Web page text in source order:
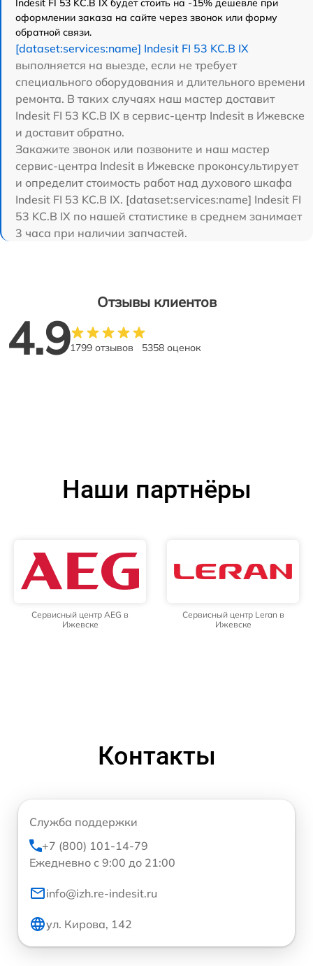
Indesit FI 53 KC.B IX будет стоить на -15% дешевле при
оформлении заказа на сайте через звонок или форму
обратной связи.
[dataset:services:name] Indesit FI 53 KC.B IX
выполняется на выезде, если не требует
специального оборудования и длительного времени
ремонта. В таких случаях наш мастер доставит
Indesit FI 53 KC.B IX в сервис-центр Indesit в Ижевске
и доставит обратно.
Закажите звонок или позвоните и наш мастер
сервис-центра Indesit в Ижевске проконсультирует
и определит стоимость работ над духового шкафа
Indesit FI 53 KC.B IX. [dataset:services:name] Indesit FI
53 KC.B IX по нашей статистике в среднем занимает
3 часа при наличии запчастей.
Отзывы клиентов
4.91799 отзывов 5358 оценок
Наши партнёры
Сервисный центр AEG в
Ижевске
Сервисный центр Leran в
Ижевске
Контакты
Служба поддержки
+7 (800) 101-14-79
Ежедневно с 9:00 до 21:00
info@izh.re-indesit.ru
ул. Кирова, 142